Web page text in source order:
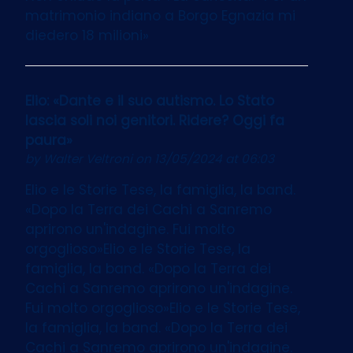
matrimonio indiano a Borgo Egnazia mi
diedero 18 milioni»
Elio: «Dante e il suo autismo. Lo Stato
lascia soli noi genitori. Ridere? Oggi fa
paura»
by Walter Veltronion 13/05/2024 at 06:03
Elio e le Storie Tese, la famiglia, la band.
«Dopo la Terra dei Cachi a Sanremo
aprirono un'indagine. Fui molto
orgoglioso»Elio e le Storie Tese, la
famiglia, la band. «Dopo la Terra dei
Cachi a Sanremo aprirono un'indagine.
Fui molto orgoglioso»Elio e le Storie Tese,
la famiglia, la band. «Dopo la Terra dei
Cachi a Sanremo aprirono un'indagine.